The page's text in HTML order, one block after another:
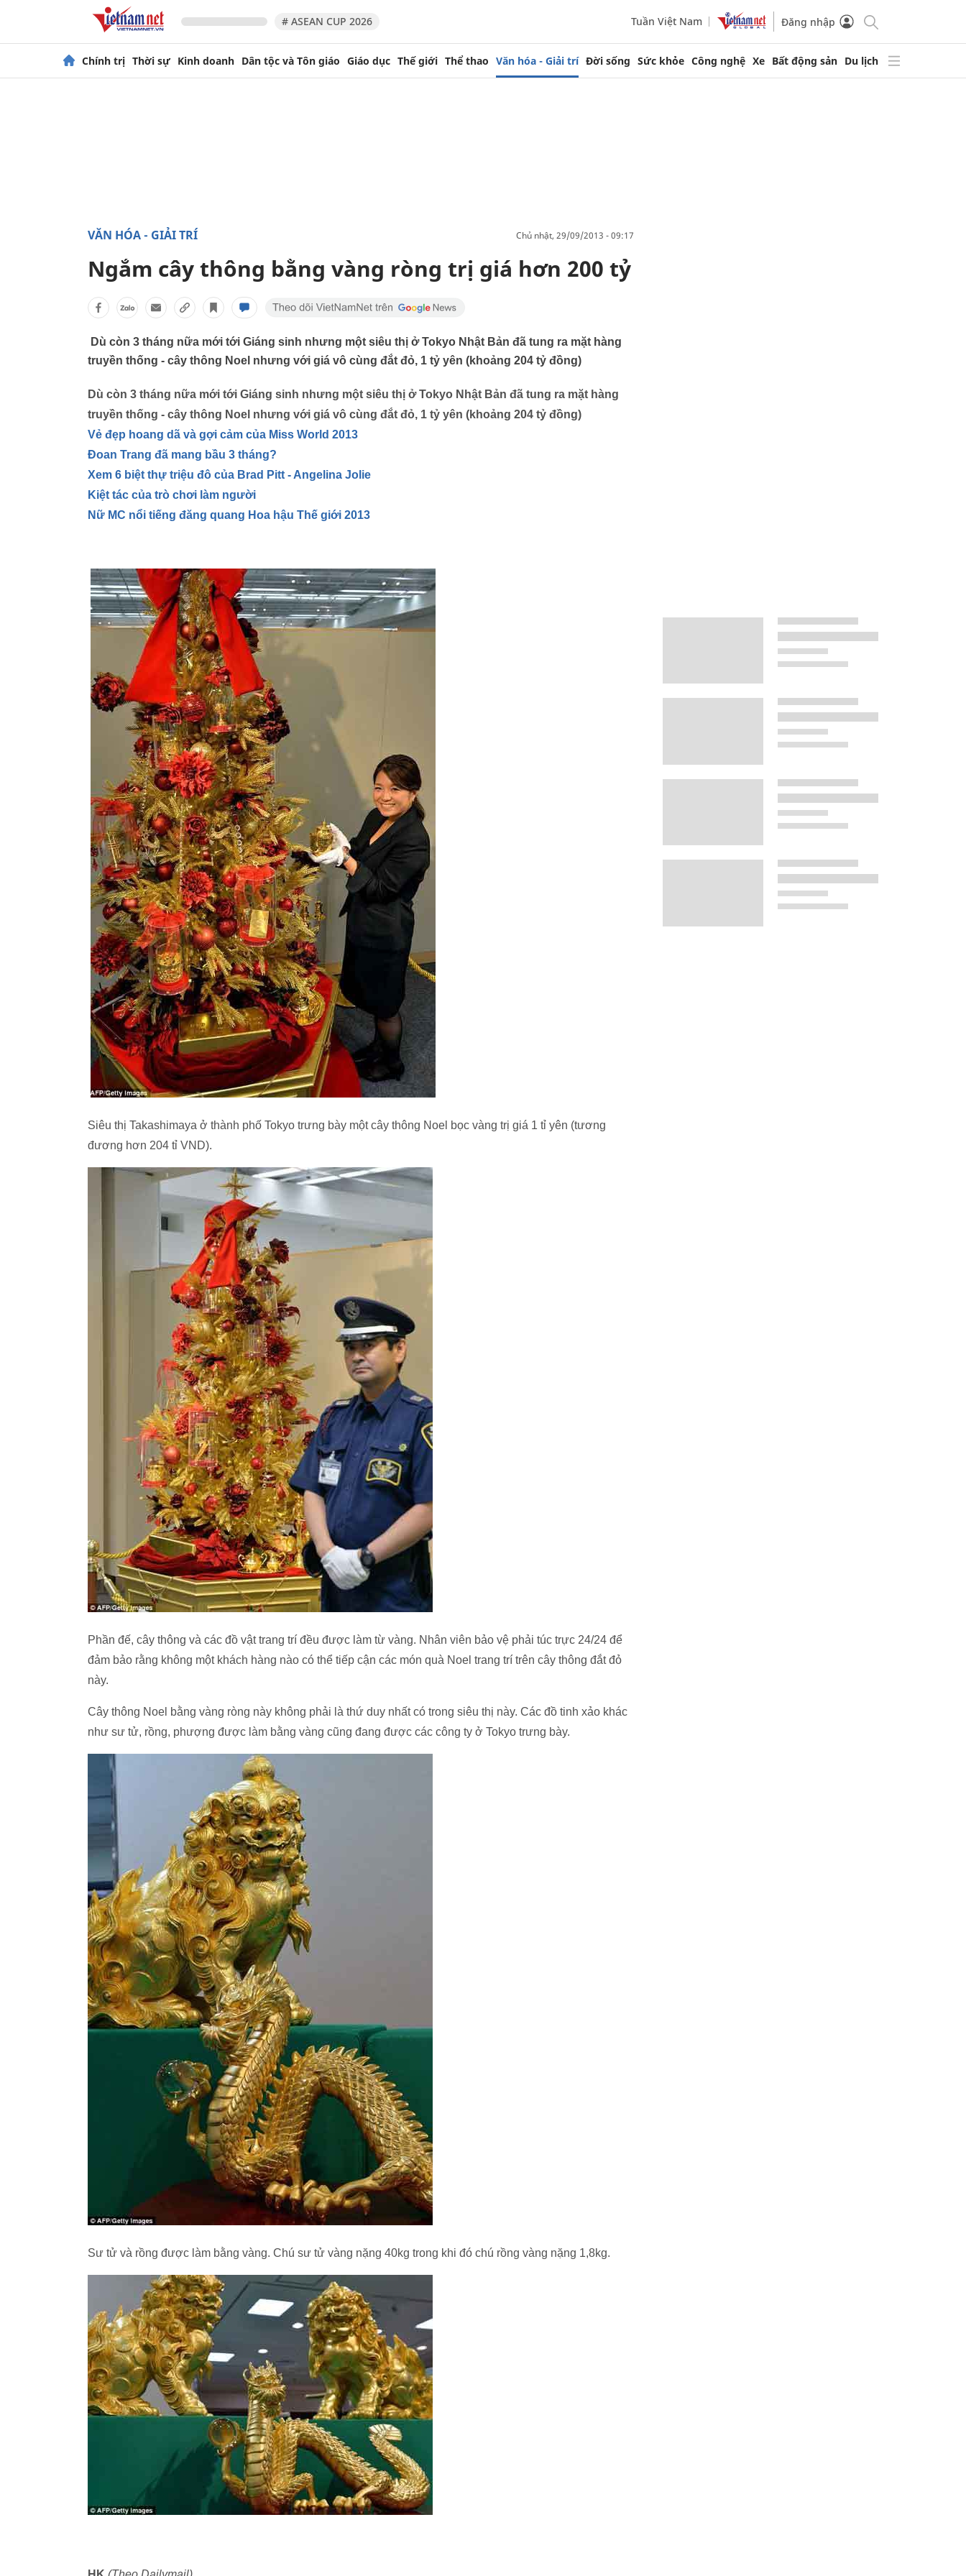
# ASEAN CUP 2026 Tuần Việt Nam Đăng nhập
Chính trị Thời sự Kinh doanh Dân tộc và Tôn giáo Giáo dục Thế giới Thể thao Văn hóa - Giải trí Đời sống Sức khỏe Công nghệ Xe Bất động sản Du lịch
VĂN HÓA - GIẢI TRÍ chủ nhật, 29/09/2013 - 09:17
Ngắm cây thông bằng vàng ròng trị giá hơn 200 tỷ
Dù còn 3 tháng nữa mới tới Giáng sinh nhưng một siêu thị ở Tokyo Nhật Bản đã tung ra mặt hàng
truyền thống - cây thông Noel nhưng với giá vô cùng đắt đỏ, 1 tỷ yên (khoảng 204 tỷ đồng)
Dù còn 3 tháng nữa mới tới Giáng sinh nhưng một siêu thị ở Tokyo Nhật Bản đã tung ra mặt hàng
truyền thống - cây thông Noel nhưng với giá vô cùng đắt đỏ, 1 tỷ yên (khoảng 204 tỷ đồng)
Vẻ đẹp hoang dã và gợi cảm của Miss World 2013
Đoan Trang đã mang bầu 3 tháng?
Xem 6 biệt thự triệu đô của Brad Pitt - Angelina Jolie
Kiệt tác của trò chơi làm người
Nữ MC nổi tiếng đăng quang Hoa hậu Thế giới 2013
Siêu thị Takashimaya ở thành phố Tokyo trưng bày một cây thông Noel bọc vàng trị giá 1 tỉ yên (tương
đương hơn 204 tỉ VND).
Phần đế, cây thông và các đồ vật trang trí đều được làm từ vàng. Nhân viên bảo vệ phải túc trực 24/24 để
đảm bảo rằng không một khách hàng nào có thể tiếp cận các món quà Noel trang trí trên cây thông đắt đỏ
này.
Cây thông Noel bằng vàng ròng này không phải là thứ duy nhất có trong siêu thị này. Các đồ tinh xảo khác
như sư tử, rồng, phượng được làm bằng vàng cũng đang được các công ty ở Tokyo trưng bày.
Sư tử và rồng được làm bằng vàng. Chú sư tử vàng nặng 40kg trong khi đó chú rồng vàng nặng 1,8kg.